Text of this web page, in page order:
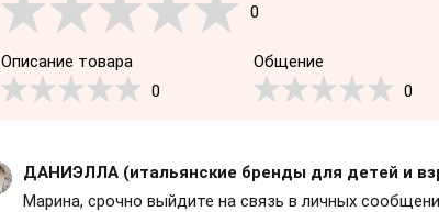
0
Описание товара
0
Общение
0
ДАНИЭЛЛА (итальянские бренды для детей и
Марина, срочно выйдите на связь в личных